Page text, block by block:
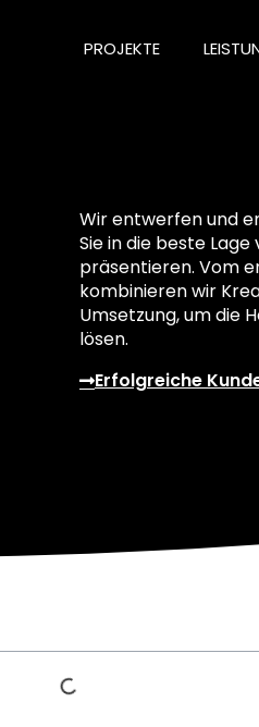
PROJEKTE
Wir entwerfen und
Sie in die beste
präsentieren. Vom
kombinieren wir
Umsetzung, um die
lösen.
Erfolgreiche